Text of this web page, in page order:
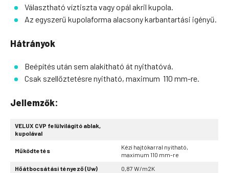
Választható víztiszta vagy opál akril kupola.
Az egyszerű kupolaforma alacsony karbantartási igényű.
Hátrányok
Beépítés után sem alakítható át nyithatóvá.
Csak szellőztetésre nyitható, maximum 110 mm-re.
Jellemzők:
VELUX CVP felülvilágító ablak,
kupolával
Működtetés
Kézi hajtókarral nyitható,
maximum 110 mm-re
Hőátbocsátási tényező (Uw)
0,87 W/m2K